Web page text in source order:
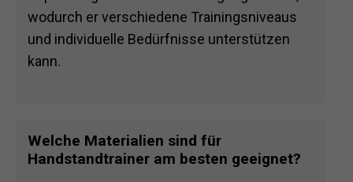
wodurch er verschiedene Trainingsniveaus
und individuelle Bedürfnisse unterstützen
kann.
Welche Materialien sind für
Handstandtrainer am besten geeignet?